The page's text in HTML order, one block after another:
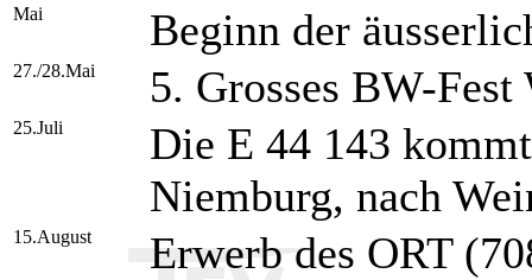
Mai Beginn der
27./28.Mai 5. Grosses BW-Fest
25.Juli
Die E 44 143
Niemburg, nach
15.August Erwerb des ORT